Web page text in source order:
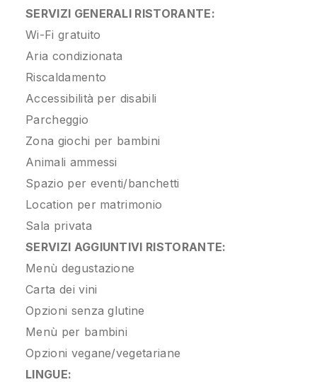
SERVIZI GENERALI RISTORANTE:
Wi-Fi gratuito
Aria condizionata
Riscaldamento
Accessibilità per disabili
Parcheggio
Zona giochi per bambini
Animali ammessi
Spazio per eventi/banchetti
Location per matrimonio
Sala privata
SERVIZI AGGIUNTIVI RISTORANTE:
Menù degustazione
Carta dei vini
Opzioni senza glutine
Menù per bambini
Opzioni vegane/vegetariane
LINGUE: